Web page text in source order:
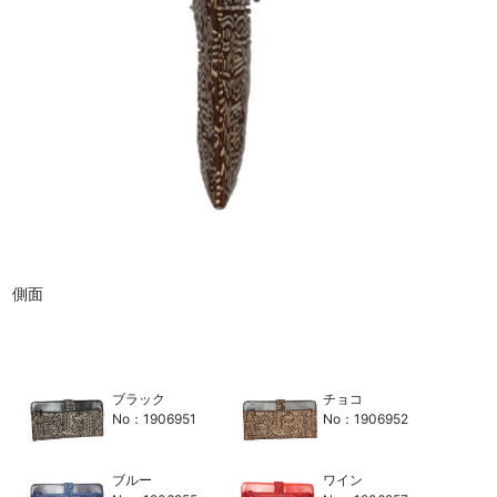
側面
ブラック
No：1906951
チョコ
No：1906952
ブルー
ワイン